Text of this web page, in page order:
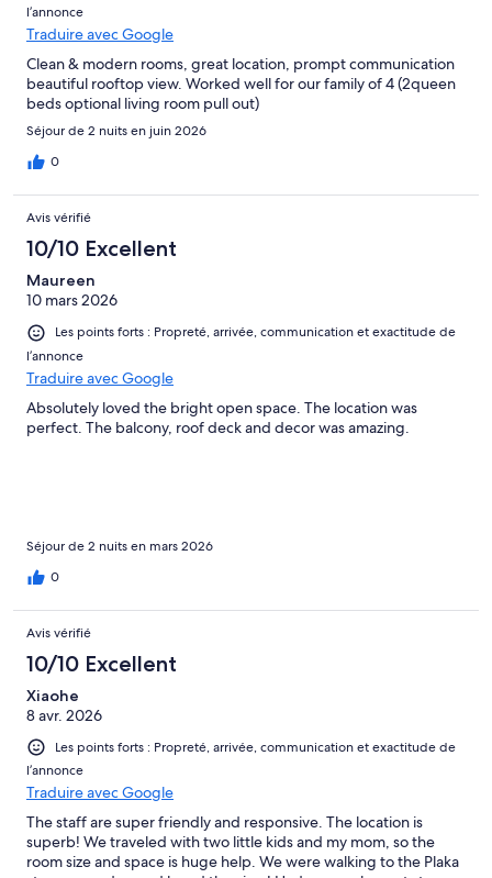
l’annonce
Traduire avec Google
Clean & modern rooms, great location, prompt communication
beautiful rooftop view. Worked well for our family of 4 (2queen
beds optional living room pull out)
Séjour de 2 nuits en juin 2026
0
Avis vérifié
10/10 Excellent
Maureen
10 mars 2026
Les points forts : Propreté, arrivée, communication et exactitude de
l’annonce
Traduire avec Google
Absolutely loved the bright open space. The location was
perfect. The balcony, roof deck and decor was amazing.
Séjour de 2 nuits en mars 2026
0
Avis vérifié
10/10 Excellent
Xiaohe
8 avr. 2026
Les points forts : Propreté, arrivée, communication et exactitude de
l’annonce
Traduire avec Google
The staff are super friendly and responsive. The location is
superb! We traveled with two little kids and my mom, so the
room size and space is huge help. We were walking to the Plaka